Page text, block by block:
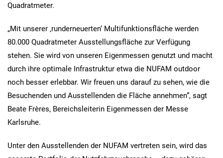
Quadratmeter.
„Mit unserer ‚runderneuerten‘ Multifunktionsfläche werden
80.000 Quadratmeter Ausstellungsfläche zur Verfügung
stehen. Sie wird von unseren Eigenmessen genutzt und macht
durch ihre optimale Infrastruktur etwa die NUFAM outdoor
noch besser erlebbar. Wir freuen uns darauf zu sehen, wie die
Besuchenden und Ausstellenden die Fläche annehmen“, sagt
Beate Frères, Bereichsleiterin Eigenmessen der Messe
Karlsruhe.
Unter den Ausstellenden der NUFAM vertreten sein, wird das